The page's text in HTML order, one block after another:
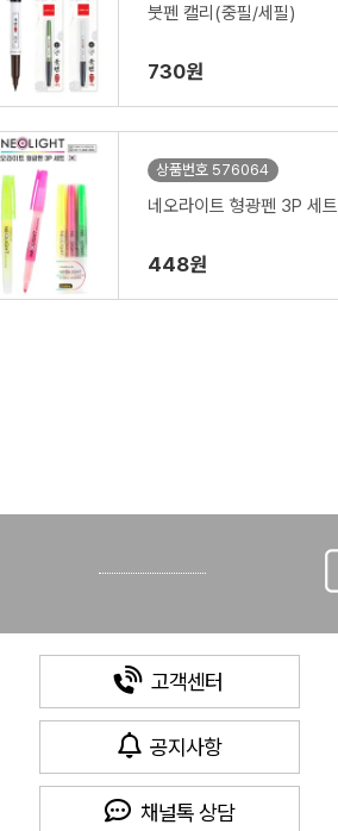
붓펜 캘리(중필/세필)
730원
상품번호 576064
네오라이트 형광펜 3P 세트
448원
고객센터
공지사항
채널톡 상담